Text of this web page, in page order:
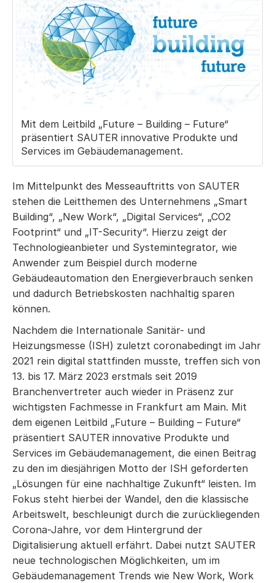
Mit dem Leitbild „Future – Building – Future“
präsentiert SAUTER innovative Produkte und
Services im Gebäudemanagement.
Im Mittelpunkt des Messeauftritts von SAUTER
stehen die Leitthemen des Unternehmens „Smart
Building“, „New Work“, „Digital Services“, „CO2
Footprint“ und „IT-Security“. Hierzu zeigt der
Technologieanbieter und Systemintegrator, wie
Anwender zum Beispiel durch moderne
Gebäudeautomation den Energieverbrauch senken
und dadurch Betriebskosten nachhaltig sparen
können.
Nachdem die Internationale Sanitär- und
Heizungsmesse (ISH) zuletzt coronabedingt im Jahr
2021 rein digital stattfinden musste, treffen sich von
13. bis 17. März 2023 erstmals seit 2019
Branchenvertreter auch wieder in Präsenz zur
wichtigsten Fachmesse in Frankfurt am Main. Mit
dem eigenen Leitbild „Future – Building – Future“
präsentiert SAUTER innovative Produkte und
Services im Gebäudemanagement, die einen Beitrag
zu den im diesjährigen Motto der ISH geforderten
„Lösungen für eine nachhaltige Zukunft“ leisten. Im
Fokus steht hierbei der Wandel, den die klassische
Arbeitswelt, beschleunigt durch die zurückliegenden
Corona-Jahre, vor dem Hintergrund der
Digitalisierung aktuell erfährt. Dabei nutzt SAUTER
neue technologischen Möglichkeiten, um im
Gebäudemanagement Trends wie New Work, Work